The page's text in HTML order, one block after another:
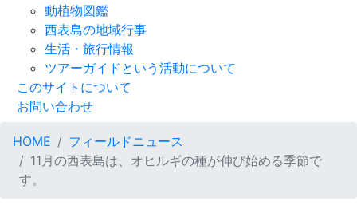
動植物図鑑
西表島の地域行事
生活・旅行情報
ツアーガイドという活動について
このサイトについて
お問い合わせ
HOME
フィールドニュース
11月の西表島は、オヒルギの種が伸び始める季節で
す。